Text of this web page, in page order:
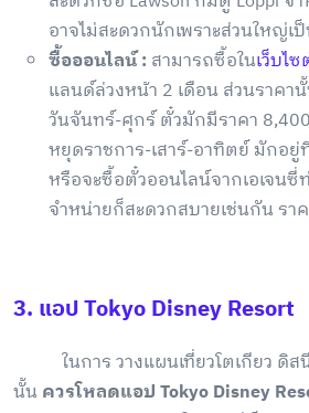
อาจไม่สะดวกนักเพราะส่วนใหญ่
ซื้อออนไลน์ : สามารถซื้อในเว็บไ
แลนด์ล่วงหน้า 2 เดือน ส่วนราค
วันจันทร์-ศุกร์ ตั๋วมักมีราคา
หยุดราชการ-เสาร์-อาทิตย์ มักอยู่
หรือจะซื้อตั๋วออนไลน์จากเอเจนซี่
จำหน่ายก็สะดวกสบายเช่นกัน รา
3. แอป Tokyo Disney Resort
ในการ วางแผนเที่ยวโตเกียว ดิส
นั้น ควรโหลดแอป Tokyo Disney